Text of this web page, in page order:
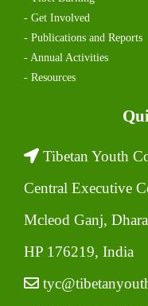
- Get Involved
- Publications and Reports
- Annual Activities
- Resources
Tibetan Youth
Central Executive
Mcleod Ganj,
HP 176219, India